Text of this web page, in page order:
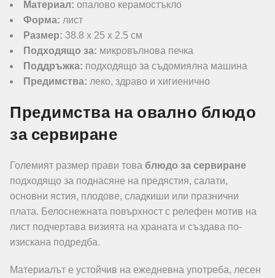
Материал: опалово керамостъкло
Форма: лист
Размер: 38.8 x 25 x 2.5 см
Подходящо за: микровълнова печка
Поддръжка: подходящо за съдомиялна машина
Предимства: леко, здраво и хигиенично
Предимства на овално блюдо
за сервиране
Големият размер прави това блюдо за сервиране
подходящо за поднасяне на предястия, салати,
основни ястия, плодове, сладкиши или празнични
плата. Белоснежната повърхност с релефен мотив на
лист подчертава визията на храната и създава по-
изискана подредба.
Материалът е устойчив на ежедневна употреба, лесен